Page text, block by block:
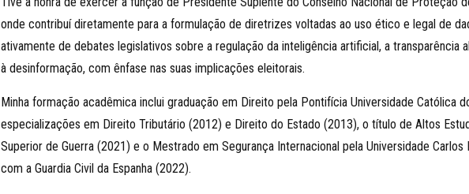
onde contribuí diretamente para a formulação de diretrizes voltadas ao uso ético e legal de
ativamente de debates legislativos sobre a regulação da inteligência artificial, a transparência
à desinformação, com ênfase nas suas implicações eleitorais.
Minha formação acadêmica inclui graduação em Direito pela Pontifícia Universidade Católica
especializações em Direito Tributário (2012) e Direito do Estado (2013), o título de Altos
Superior de Guerra (2021) e o Mestrado em Segurança Internacional pela Universidade
com a Guardia Civil da Espanha (2022).